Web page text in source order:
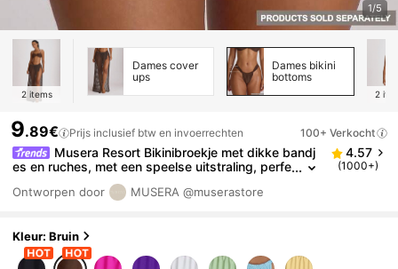
1/5
2 items
Dames cover
ups
Dames bikini
bottoms
2
9.89€ Prijs inclusief btw en invoerrechten 100+ Verkocht
Musera Resort Bikinibroekje met dikke bandj
es en ruches, met een speelse uitstraling, perfe
ct voor zwemvakanties, zomervakanties, reizen
en strandvakanties. De basis van effen badkleding
4.57
(1000+)
Ontworpen door MUSERA @muserastore
Kleur: Bruin